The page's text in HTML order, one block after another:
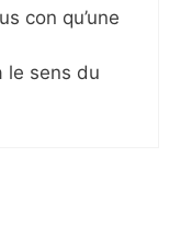
con qu’une
le sens du